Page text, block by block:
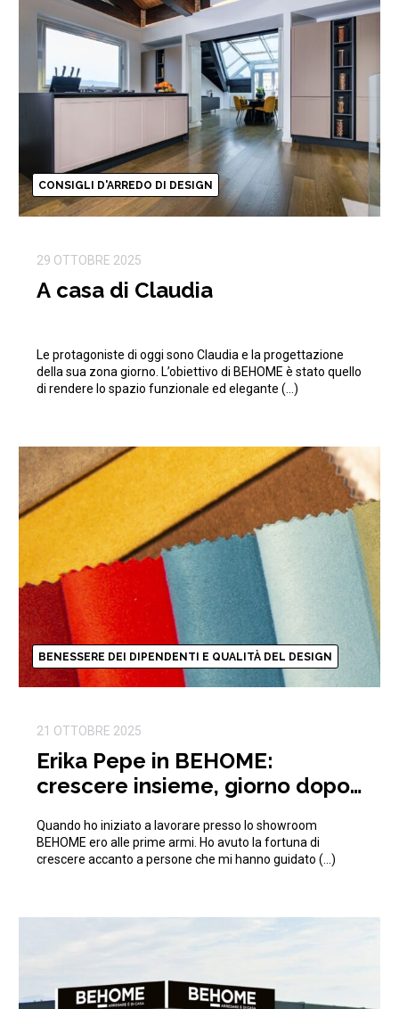
CONSIGLI D'ARREDO DI DESIGN
29 OTTOBRE 2025
A casa di Claudia
Le protagoniste di oggi sono Claudia e la progettazione
della sua zona giorno. L’obiettivo di BEHOME è stato quello
di rendere lo spazio funzionale ed elegante (…)
BENESSERE DEI DIPENDENTI E QUALITÀ DEL DESIGN
21 OTTOBRE 2025
Erika Pepe in BEHOME:
crescere insieme, giorno dopo
Quando ho iniziato a lavorare presso lo showroom
BEHOME ero alle prime armi. Ho avuto la fortuna di
crescere accanto a persone che mi hanno guidato (…)